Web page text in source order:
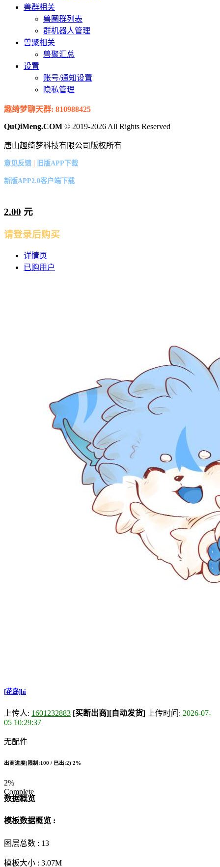
兽群相关
兽圈群列表
群机器人管理
兽聚相关
兽聚汇总
设置
账号/通知设置
隐私管理
趣绮梦聊天群: 810988425
QuQiMeng.COM © 2019-2026 All Rights Reserved
唐山趣绮梦科技有限公司版权所有
意见反馈 | 旧版APP下载
新版APP2.0客户端下载
2.00 元
请登录后购买
详情页
已购用户
[花岛]hi
上传人: 1601232883 [买断出商][自动发货] 上传时间: 2026-07-
05 10:29:37
无配件
出商进度(限制:100 / 已出:2) 2%
2%
Complete
数据概览
模板数据概览 :
图层总数 : 13
模板大小 : 3.07M